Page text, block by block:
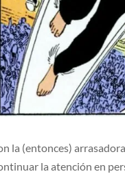
la (entonces)
la atención en